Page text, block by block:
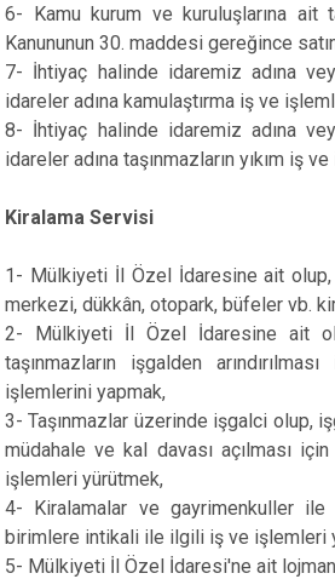
6- Kamu kurum ve kuruluşlarına ait
Kanununun 30. maddesi gereğince
7- İhtiyaç halinde idaremiz adına
idareler adına kamulaştırma iş ve
8- İhtiyaç halinde idaremiz adına
idareler adına taşınmazların yıkım iş
Kiralama Servisi
1- Mülkiyeti İl Özel İdaresine ait
merkezi, dükkân, otopark, büfeler vb.
2- Mülkiyeti İl Özel İdaresine ait
taşınmazların işgalden
işlemlerini yapmak,
3- Taşınmazlar üzerinde işgalci olup,
müdahale ve kal davası açılması
işlemleri yürütmek,
4- Kiralamalar ve gayrimenkuller
birimlere intikali ile ilgili iş ve işlemleri
5- Mülkiyeti İl Özel İdaresi'ne ait